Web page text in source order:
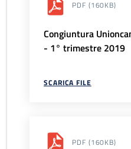
PDF (160KB)
Congiuntura
- 1° trimestre 2019
SCARICA FILE
PDF (160KB)